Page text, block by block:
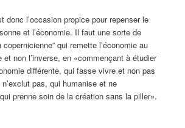
donc l’occasion propice pour repenser le
et l’économie. Il faut une sorte de
qui remette l’économie au
et non l’inverse, en «commençant à étudier
différente, qui fasse vivre et non pas
pas, qui humanise et ne
prenne soin de la création sans la piller».